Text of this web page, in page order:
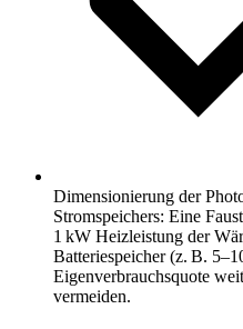
Dimensionierung der
Stromspeichers: Eine
1 kW Heizleistung der
Batteriespeicher (z. B.
Eigenverbrauchsquote
vermeiden.